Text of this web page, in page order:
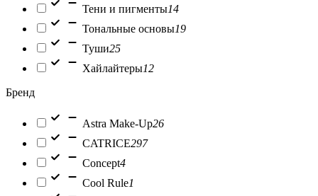
Тени и пигменты14
Тональные основы19
Туши25
Хайлайтеры12
Бренд
Astra Make-Up26
CATRICE297
Concept4
Cool Rule1